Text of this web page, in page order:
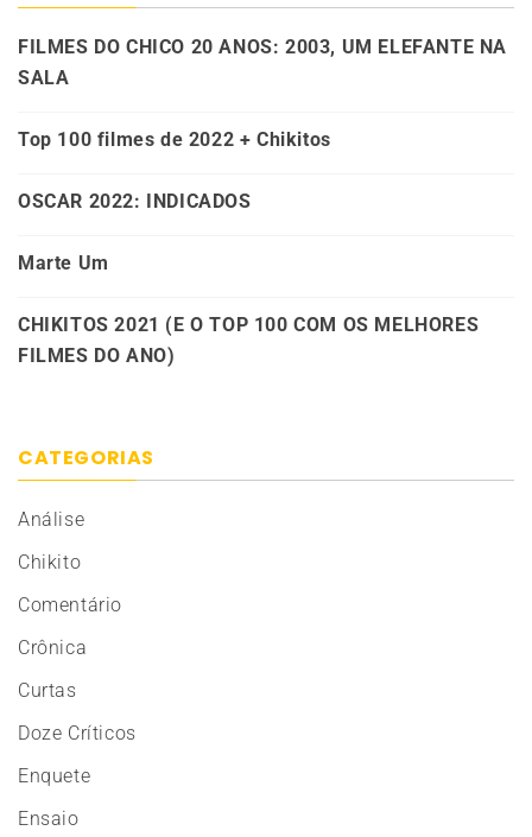
FILMES DO CHICO 20 ANOS: 2003, UM ELEFANTE NA
SALA
Top 100 filmes de 2022 + Chikitos
OSCAR 2022: INDICADOS
Marte Um
CHIKITOS 2021 (E O TOP 100 COM OS MELHORES
FILMES DO ANO)
CATEGORIAS
Análise
Chikito
Comentário
Crônica
Curtas
Doze Críticos
Enquete
Ensaio